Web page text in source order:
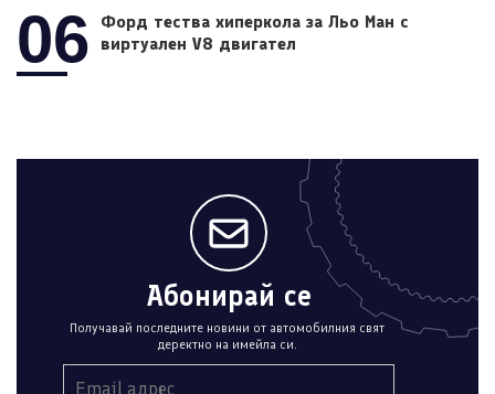
06
Форд тества хиперкола за Льо Ман с
виртуален V8 двигател
Абонирай се
Получавай последните новини от автомобилния свят
деректно на имейла си.